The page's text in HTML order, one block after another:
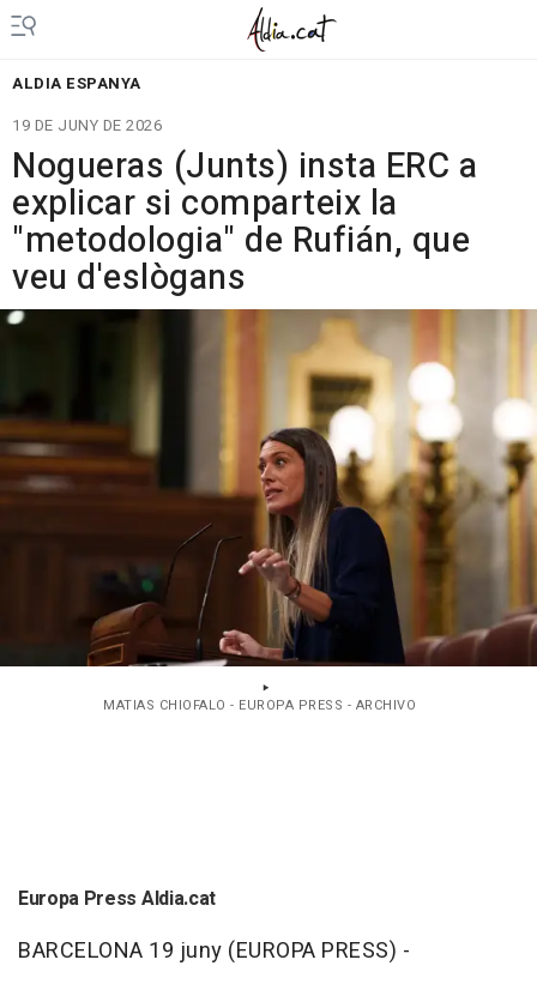
ALDIA ESPANYA
19 DE JUNY DE 2026
Nogueras (Junts) insta ERC a
explicar si comparteix la
"metodologia" de Rufián, que
veu d'eslògans
MATIAS CHIOFALO - EUROPA PRESS - ARCHIVO
Europa Press Aldia.cat
BARCELONA 19 juny (EUROPA PRESS) -